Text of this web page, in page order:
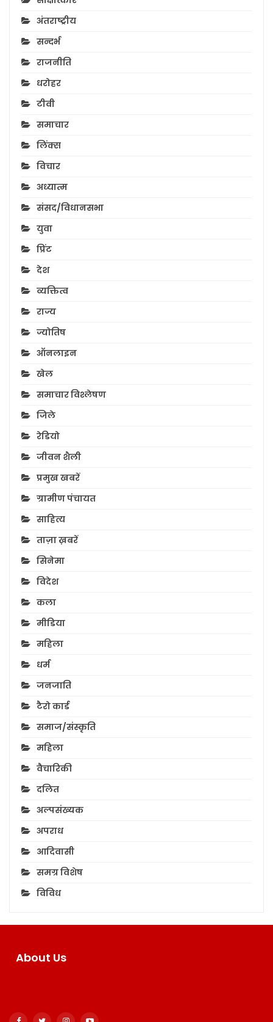
अंतराष्ट्रीय
सन्दर्भ
राजनीति
धरोहर
टीवी
समाचार
लिंक्स
विचार
अध्यात्म
संसद/विधानसभा
युवा
प्रिंट
देश
व्यक्तित्व
राज्य
ज्योतिष
ऑनलाइन
खेल
समाचार विश्लेषण
जिले
रेडियो
जीवन शैली
प्रमुख खबरें
ग्रामीण पंचायत
साहित्य
ताज़ा ख़बरें
सिनेमा
विदेश
कला
मीडिया
महिला
धर्म
जनजाति
टैरो कार्ड
समाज/संस्कृति
महिला
वैचारिकी
दलित
अल्पसंख्यक
अपराध
आदिवासी
समग्र विशेष
विविध
About Us